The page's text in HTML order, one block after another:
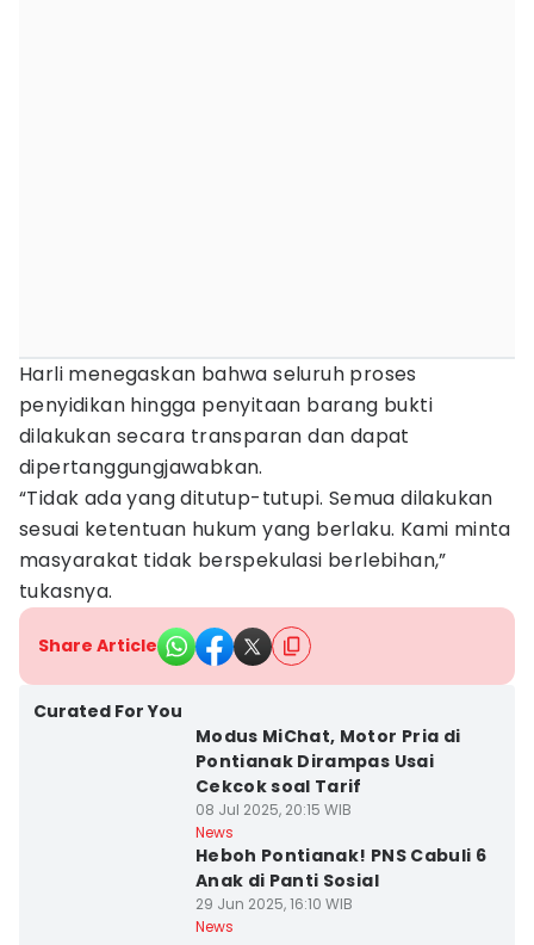
Harli menegaskan bahwa seluruh proses
penyidikan hingga penyitaan barang bukti
dilakukan secara transparan dan dapat
dipertanggungjawabkan.
“Tidak ada yang ditutup-tutupi. Semua dilakukan
sesuai ketentuan hukum yang berlaku. Kami minta
masyarakat tidak berspekulasi berlebihan,”
tukasnya.
Share Article
Curated For You
Modus MiChat, Motor Pria di
Pontianak Dirampas Usai
Cekcok soal Tarif
08 Jul 2025, 20:15 WIB
News
Heboh Pontianak! PNS Cabuli 6
Anak di Panti Sosial
29 Jun 2025, 16:10 WIB
News